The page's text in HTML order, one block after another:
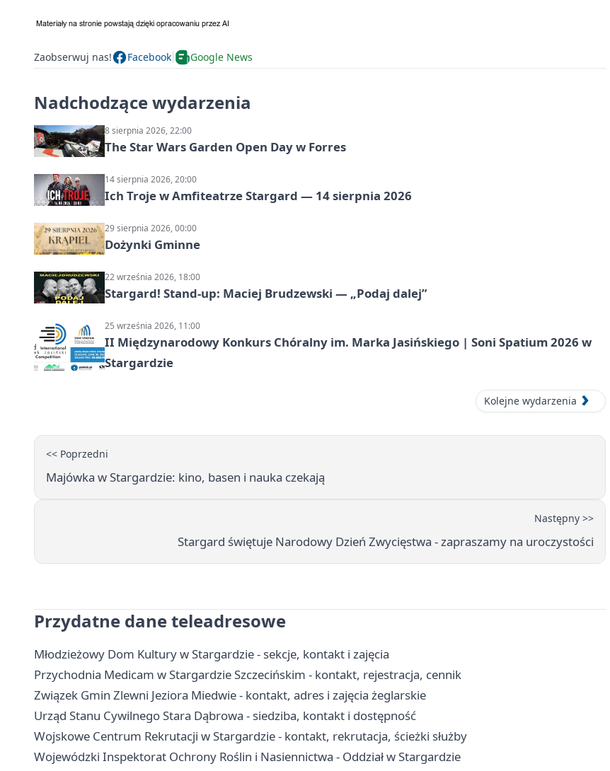
Zaobserwuj nas! Facebook Google News
Nadchodzące wydarzenia
8 sierpnia 2026, 22:00
The Star Wars Garden Open Day w Forres
14 sierpnia 2026, 20:00
Ich Troje w Amfiteatrze Stargard — 14 sierpnia 2026
29 sierpnia 2026, 00:00
Dożynki Gminne
22 września 2026, 18:00
Stargard! Stand-up: Maciej Brudzewski — „Podaj dalej”
25 września 2026, 11:00
II Międzynarodowy Konkurs Chóralny im. Marka Jasińskiego | Soni Spatium 2026 w
Stargardzie
Kolejne wydarzenia
<< Poprzedni
Majówka w Stargardzie: kino, basen i nauka czekają
Następny >>
Stargard świętuje Narodowy Dzień Zwycięstwa - zapraszamy na uroczystości
Przydatne dane teleadresowe
Młodzieżowy Dom Kultury w Stargardzie - sekcje, kontakt i zajęcia
Przychodnia Medicam w Stargardzie Szczecińskim - kontakt, rejestracja, cennik
Związek Gmin Zlewni Jeziora Miedwie - kontakt, adres i zajęcia żeglarskie
Urząd Stanu Cywilnego Stara Dąbrowa - siedziba, kontakt i dostępność
Wojskowe Centrum Rekrutacji w Stargardzie - kontakt, rekrutacja, ścieżki służby
Wojewódzki Inspektorat Ochrony Roślin i Nasiennictwa - Oddział w Stargardzie